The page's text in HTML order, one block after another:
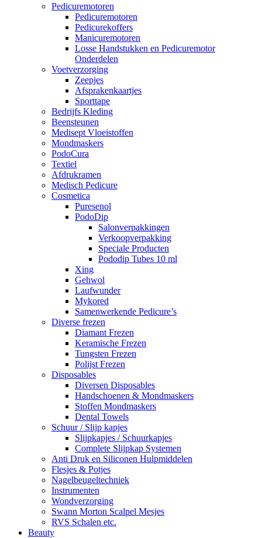
Pedicuremotoren
Pedicuremotoren
Pedicurekoffers
Manicuremotoren
Losse Handstukken en Pedicuremotor
Onderdelen
Voetverzorging
Zeepjes
Afsprakenkaartjes
Sporttape
Bedrijfs Kleding
Beensteunen
Medisept Vloeistoffen
Mondmaskers
PodoCura
Textiel
Afdrukramen
Medisch Pedicure
Cosmetica
Puresenol
PodoDip
Salonverpakkingen
Verkoopverpakking
Speciale Producten
Pododip Tubes 10 ml
Xing
Gehwol
Laufwunder
Mykored
Samenwerkende Pedicure’s
Diverse frezen
Diamant Frezen
Keramische Frezen
Tungsten Frezen
Polijst Frezen
Disposables
Diversen Disposables
Handschoenen & Mondmaskers
Stoffen Mondmaskers
Dental Towels
Schuur / Slijp kapjes
Slijpkapjes / Schuurkapjes
Complete Slijpkap Systemen
Anti Druk en Siliconen Hulpmiddelen
Flesjes & Potjes
Nagelbeugeltechniek
Instrumenten
Wondverzorging
Swann Morton Scalpel Mesjes
RVS Schalen etc.
Beauty